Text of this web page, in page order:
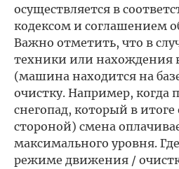
осуществляется в
кодексом и соглашением
Важно отметить, что в
техники или нахождения
(машина находится на
очистку. Например, когда
снегопад, который в
стороной) смена
максимального уровня.
режиме движения /